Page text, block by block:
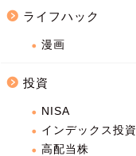
ライフハック
漫画
投資
NISA
インデックス投資
高配当株